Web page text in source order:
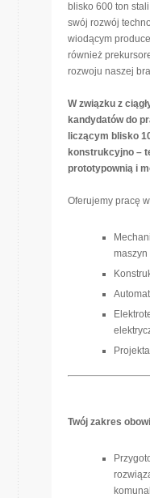
blisko 600 ton
swój rozwój
wiodącym
również
rozwoju naszej
W związku z
kandydatów do
liczącym blisko
konstrukcyjno –
prototypownią i
Oferujemy pracę
maszyn
Twój zakres